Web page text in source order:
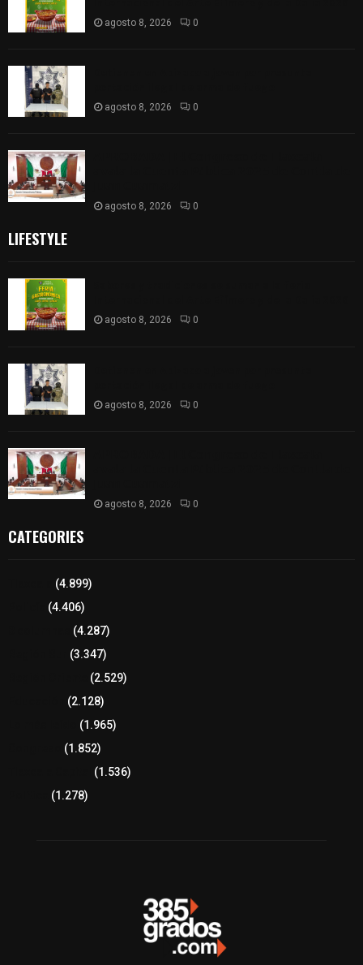
agosto 8, 2026 0
agosto 8, 2026 0
agosto 8, 2026 0
LIFESTYLE
agosto 8, 2026 0
agosto 8, 2026 0
agosto 8, 2026 0
CATEGORIES
(4.899)
(4.406)
(4.287)
(3.347)
(2.529)
(2.128)
(1.965)
(1.852)
(1.536)
(1.278)